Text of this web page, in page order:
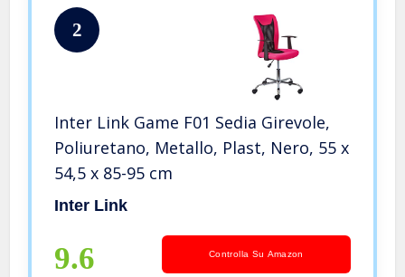
2
Inter Link Game F01 Sedia Girevole,
Poliuretano, Metallo, Plast, Nero, 55 x
54,5 x 85-95 cm
Inter Link
9.6 Controlla Su Amazon